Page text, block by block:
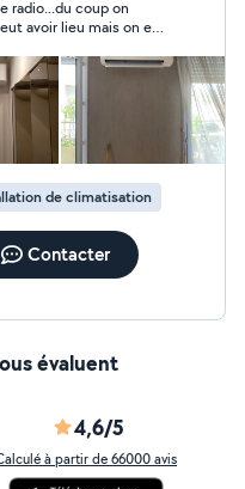
radio...du coup on
avoir lieu mais on est
de climatisation
Contacter
évaluent
4,6/5
à partir de 66000 avis